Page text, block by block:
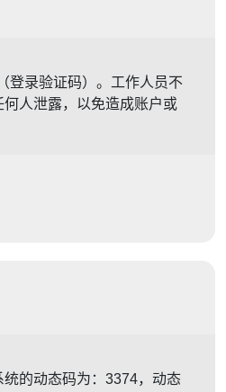
登录验证码）。工作人员不
人泄露，以免造成账户或
统的动态码为：3374，动态